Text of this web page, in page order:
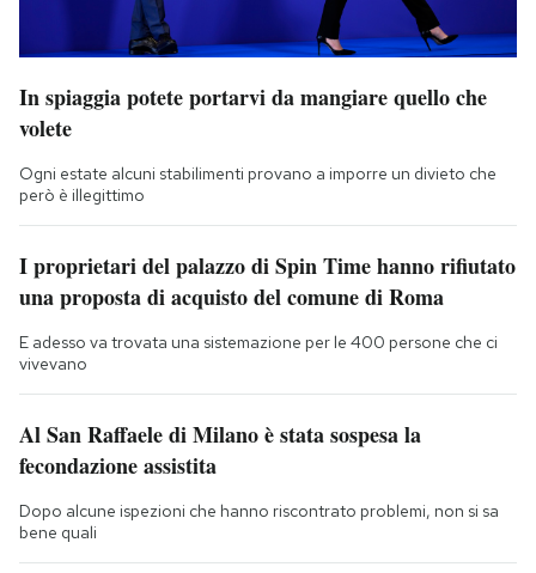
In spiaggia potete portarvi da mangiare quello che
volete
Ogni estate alcuni stabilimenti provano a imporre un divieto che
però è illegittimo
I proprietari del palazzo di Spin Time hanno rifiutato
una proposta di acquisto del comune di Roma
E adesso va trovata una sistemazione per le 400 persone che ci
vivevano
Al San Raffaele di Milano è stata sospesa la
fecondazione assistita
Dopo alcune ispezioni che hanno riscontrato problemi, non si sa
bene quali